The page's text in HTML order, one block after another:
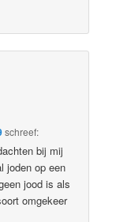
schreef:
bij mij
joden op een
jood is als
omgekeer